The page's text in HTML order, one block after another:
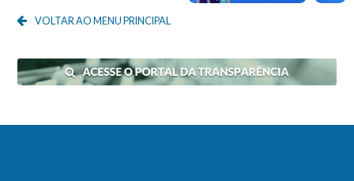
VOLTAR AO MENU PRINCIPAL